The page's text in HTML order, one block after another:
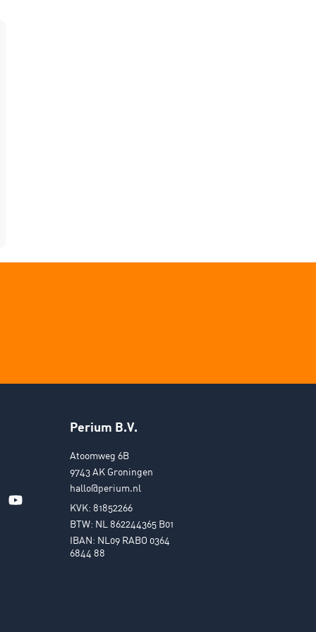
Perium B.V.
Atoomweg 6B
9743 AK Groningen
hallo@perium.nl
KVK: 81852266
BTW: NL 862244365 B01
IBAN: NL09 RABO 0364
6844 88